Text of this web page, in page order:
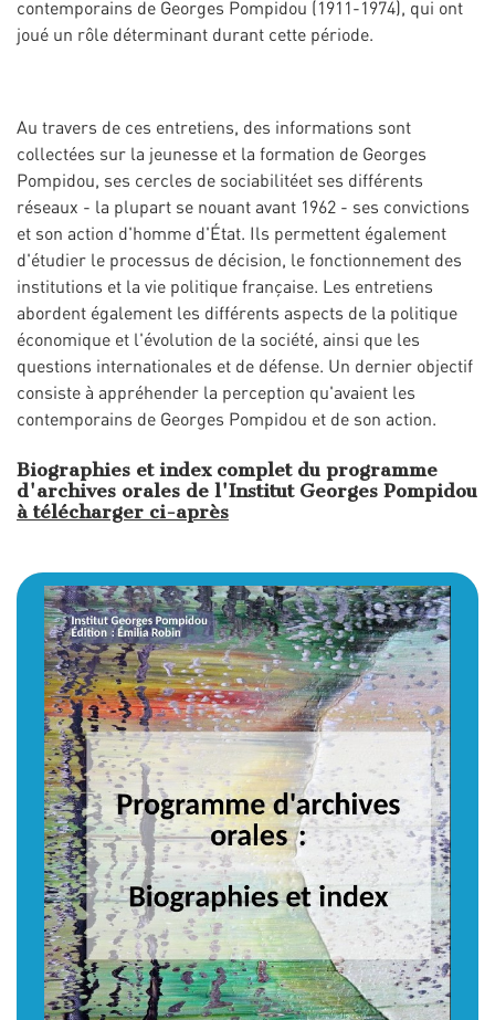
contemporains de Georges Pompidou (1911-1974), qui ont
joué un rôle déterminant durant cette période.
Au travers de ces entretiens, des informations sont
collectées sur la jeunesse et la formation de Georges
Pompidou, ses cercles de sociabilitéet ses différents
réseaux - la plupart se nouant avant 1962 - ses convictions
et son action d'homme d'État. Ils permettent également
d'étudier le processus de décision, le fonctionnement des
institutions et la vie politique française. Les entretiens
abordent également les différents aspects de la politique
économique et l'évolution de la société, ainsi que les
questions internationales et de défense. Un dernier objectif
consiste à appréhender la perception qu'avaient les
contemporains de Georges Pompidou et de son action.
Biographies et index complet du programme
d'archives orales de l'Institut Georges Pompidou
à télécharger ci-après